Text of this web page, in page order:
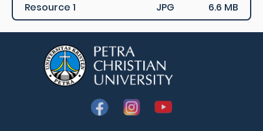
Resource 1 JPG 6.6 MB